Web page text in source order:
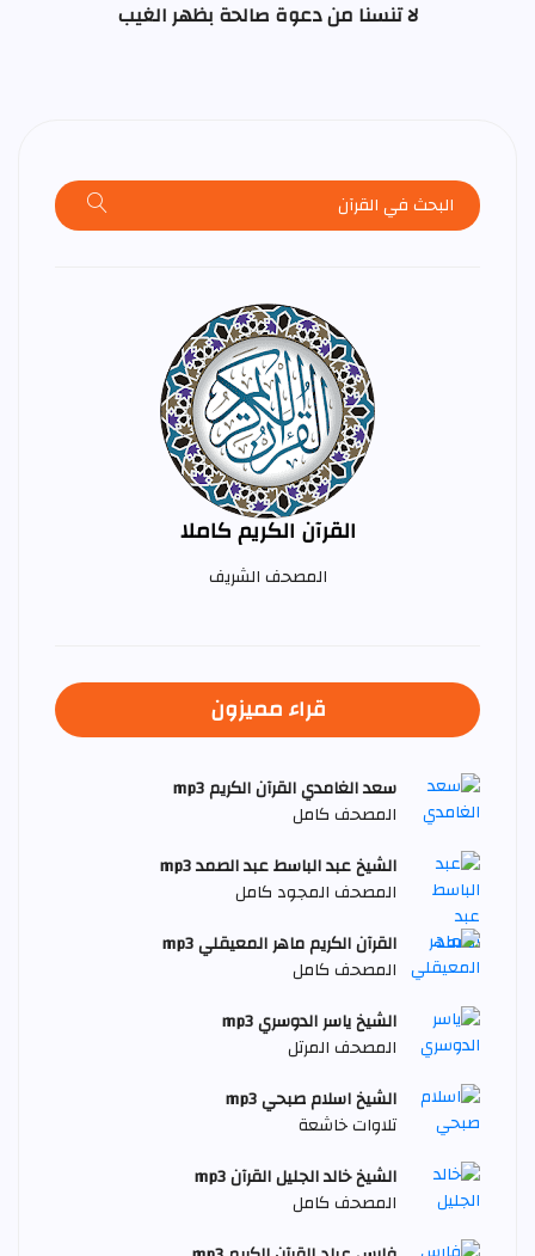
لا تنسنا من دعوة صالحة بظهر الغيب
القرآن الكريم كاملا
المصحف الشريف
قراء مميزون
سعد الغامدي القرآن الكريم mp3
المصحف كامل
الشيخ عبد الباسط عبد الصمد mp3
المصحف المجود كامل
القرآن الكريم ماهر المعيقلي mp3
المصحف كامل
الشيخ ياسر الدوسري mp3
المصحف المرتل
الشيخ اسلام صبحي mp3
تلاوات خاشعة
الشيخ خالد الجليل القرآن mp3
المصحف كامل